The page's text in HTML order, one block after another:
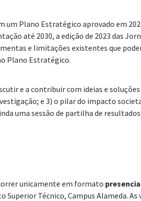
um Plano Estratégico aprovado em
até 2030, a edição de 2023 das
e limitações existentes que
Plano Estratégico.
e a contribuir com ideias e
e 3) o pilar do impacto
uma sessão de partilha de resultados
unicamente em formato
Superior Técnico, Campus Alameda. As
[Pilar do
Transição e